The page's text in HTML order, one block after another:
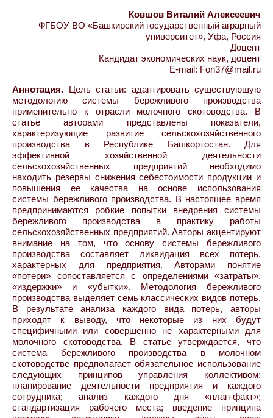
Ковшов Виталий Алексеевич
ФГБОУ ВО «Башкирский государственный аграрный
университет», Уфа, Россия
Доцент
Кандидат экономических наук, доцент
E-mail: Fon37@mail.ru
Аннотация. Цель статьи: адаптировать существующую
методологию системы бережливого производства
применительно к отрасли молочного скотоводства. В
статье авторами представлены показатели,
характеризующие развитие сельскохозяйственного
производства в Республике Башкортостан. Для
эффективной хозяйственной деятельности
сельскохозяйственных предприятий необходимо
находить резервы снижения себестоимости продукции и
повышения ее качества на основе использования
системы бережливого производства. В настоящее время
предпринимаются робкие попытки внедрения системы
бережливого производства в практику работы
сельскохозяйственных предприятий. Авторы акцентируют
внимание на том, что основу системы бережливого
производства составляет ликвидация всех потерь,
характерных для предприятия. Авторами понятие
«потери» сопоставляется с определениями «затраты»,
«издержки» и «убытки». Методология бережливого
производства выделяет семь классических видов потерь.
В результате анализа каждого вида потерь, авторы
приходят к выводу, что некоторые из них будут
специфичными или совершенно не характерными для
молочного скотоводства. В статье утверждается, что
система бережливого производства в молочном
скотоводстве предполагает обязательное использование
следующих принципов управления коллективом:
планирование деятельности предприятия и каждого
сотрудника; анализ каждого дня «план-факт»;
стандартизация рабочего места; введение принципа